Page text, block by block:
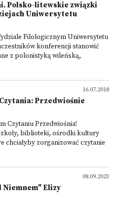
Polsko-litewskie związki
Uniwersytetu
Filologicznym Uniwersytetu
konferencji stanowić
z polonistyką wileńską,
16.07.2018
Przedwiośnie
Czytaniu Przedwiośnia!
biblioteki, ośrodki kultury
chciałyby zorganizować czytanie
08.09.2023
Niemnem" Elizy